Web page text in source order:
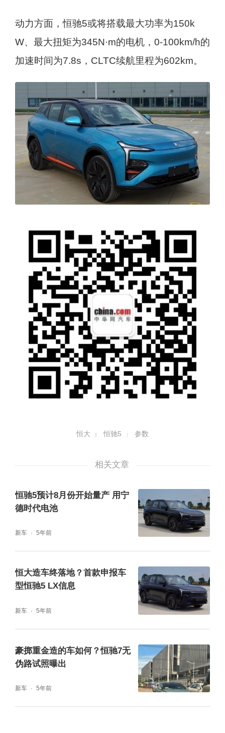
动力方面，恒驰5或将搭载最大功率为150k
W、最大扭矩为345N·m的电机，0-100km/h的
加速时间为7.8s，CLTC续航里程为602km。
恒大 恒驰5 参数
相关文章
恒驰5预计8月份开始量产 用宁
德时代电池
新车 5年前
恒大造车终落地？首款申报车
型恒驰5 LX信息
新车 5年前
豪掷重金造的车如何？恒驰7无
伪路试照曝出
新车 5年前